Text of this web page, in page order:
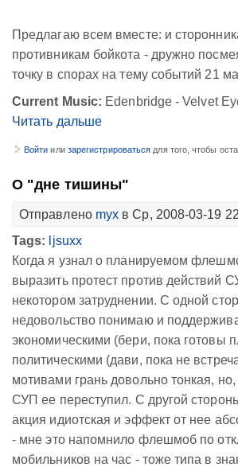
Предлагаю всем вместе: и
противникам бойкота - дружно
точку в спорах на тему событий 21
Current Music: Edenbridge - Velvet
Читать дальше
Войти или зарегистрироваться для того, чтобы
О "дне тишины"
Отправлено myx в Ср, 2008-03-19
Tags:
ljsuxx
Когда я узнал о планируемом
выразить протест против действий
некотором затруднении. С одной
недовольство понимаю и
экономическими (бери, пока готовы
политическими (дави, пока не
мотивами грань довольно тонкая,
СУП ее переступил. С другой
акция идиотская и эффект от нее
- мне это напомнило флешмоб по
мобильников на час - тоже типа в